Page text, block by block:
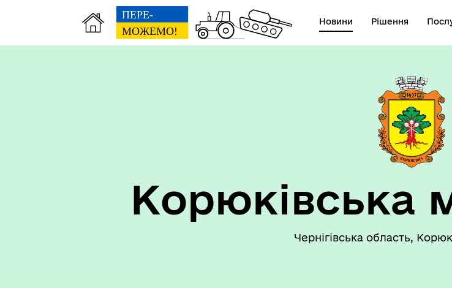
Новини Рішення
Корюківська
Чернігівська область,